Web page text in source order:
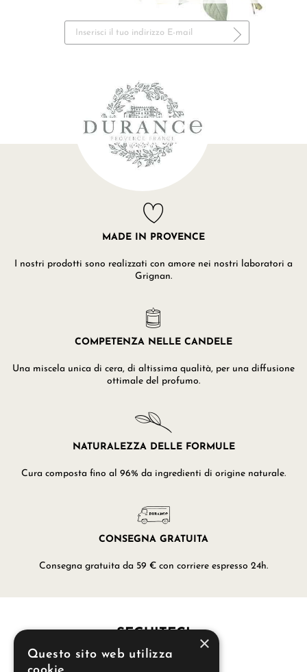
MADE IN PROVENCE
I nostri prodotti sono realizzati con amore nei nostri laboratori a
Grignan.
COMPETENZA NELLE CANDELE
Una miscela unica di cera, di altissima qualità, per una diffusione
ottimale del profumo.
NATURALEZZA DELLE FORMULE
Cura composta fino al 96% da ingredienti di origine naturale.
CONSEGNA GRATUITA
Consegna gratuita da 59 € con corriere espresso 24h.
SEGUITECI ×
Questo sito web utilizza